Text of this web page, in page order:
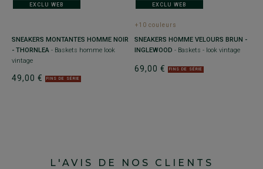
EXCLU WEB
SNEAKERS MONTANTES HOMME NOIR
- THORNLEA - Baskets homme look
vintage
49,00 € FINS DE SÉRIE
EXCLU WEB
+10 couleurs
SNEAKERS HOMME VELOURS BRUN -
INGLEWOOD - Baskets - look vintage
69,00 € FINS DE SÉRIE
L'AVIS DE NOS CLIENTS